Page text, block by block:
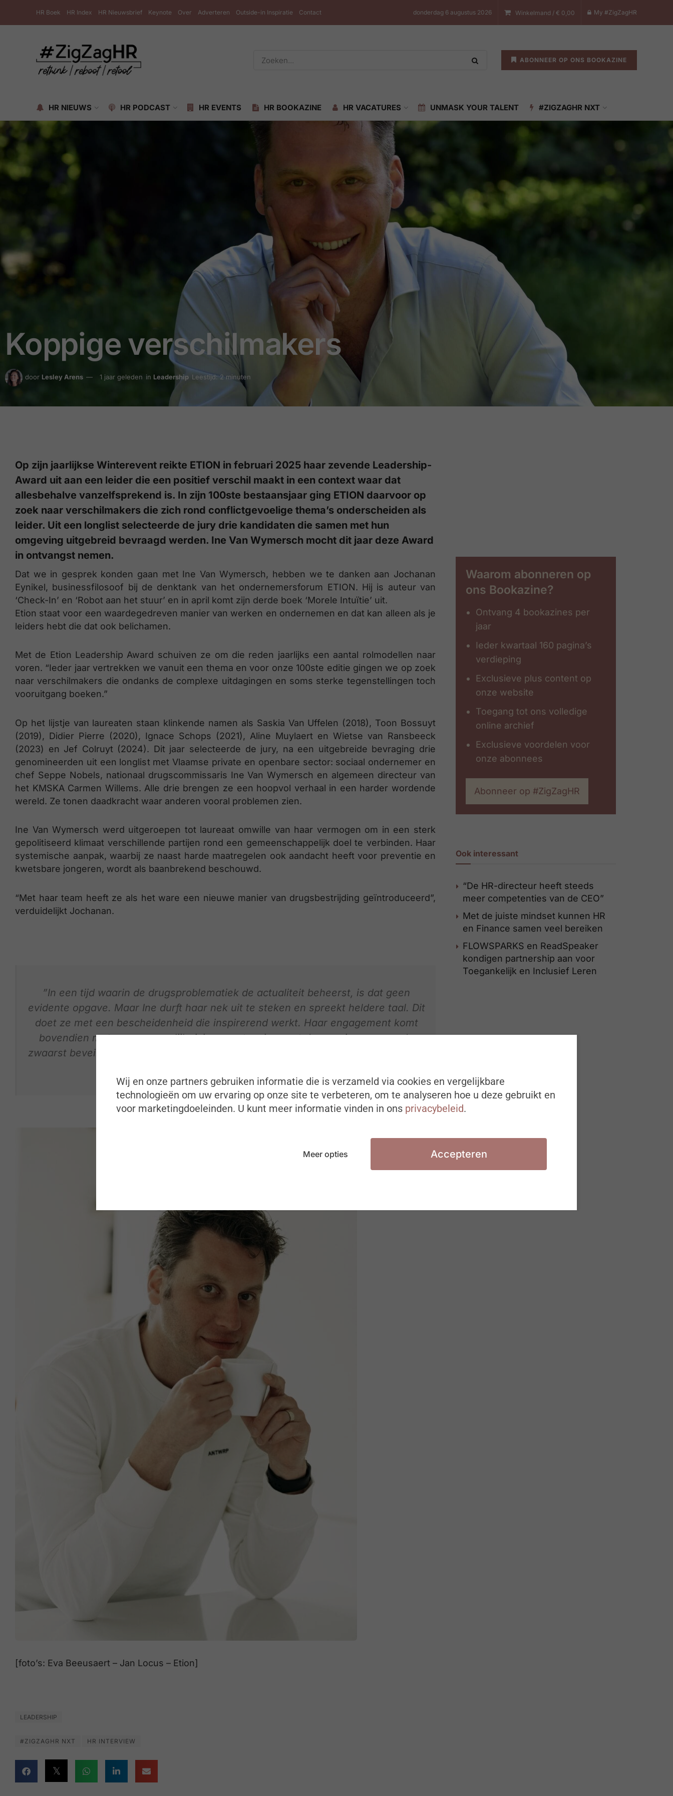
HR Boek HR Index HR Nieuwsbrief Keynote Over Adverteren Outside-in Inspiratie Contact donderdag 6 augustus 2026 Winkelmand / € 0,00 My #ZigZagHR
ABONNEER OP ONS BOOKAZINE
HR NIEUWS HR PODCAST HR EVENTS HR BOOKAZINE HR VACATURES UNMASK YOUR TALENT #ZIGZAGHR NXT
Koppige verschilmakers
door Lesley Arens 1 jaar geleden in Leadership Leestijd: 2 minuten
Op zijn jaarlijkse Winterevent reikte ETION in februari 2025 haar zevende Leadership-
Award uit aan een leider die een positief verschil maakt in een context waar dat
allesbehalve vanzelfsprekend is. In zijn 100ste bestaansjaar ging ETION daarvoor op
zoek naar verschilmakers die zich rond conflictgevoelige thema’s onderscheiden als
leider. Uit een longlist selecteerde de jury drie kandidaten die samen met hun
omgeving uitgebreid bevraagd werden. Ine Van Wymersch mocht dit jaar deze Award
in ontvangst nemen.
Dat we in gesprek konden gaan met Ine Van Wymersch, hebben we te danken aan Jochanan
Eynikel, businessfilosoof bij de denktank van het ondernemersforum ETION. Hij is auteur van
‘Check-In’ en ‘Robot aan het stuur’ en in april komt zijn derde boek ‘Morele Intuïtie’ uit.
Etion staat voor een waardegedreven manier van werken en ondernemen en dat kan alleen als je
leiders hebt die dat ook belichamen.
Met de Etion Leadership Award schuiven ze om die reden jaarlijks een aantal rolmodellen naar
voren. “Ieder jaar vertrekken we vanuit een thema en voor onze 100ste editie gingen we op zoek
naar verschilmakers die ondanks de complexe uitdagingen en soms sterke tegenstellingen toch
vooruitgang boeken.”
Op het lijstje van laureaten staan klinkende namen als Saskia Van Uffelen (2018), Toon Bossuyt
(2019), Didier Pierre (2020), Ignace Schops (2021), Aline Muylaert en Wietse van Ransbeeck
(2023) en Jef Colruyt (2024). Dit jaar selecteerde de jury, na een uitgebreide bevraging drie
genomineerden uit een longlist met Vlaamse private en openbare sector: sociaal ondernemer en
chef Seppe Nobels, nationaal drugscommissaris Ine Van Wymersch en algemeen directeur van
het KMSKA Carmen Willems. Alle drie brengen ze een hoopvol verhaal in een harder wordende
wereld. Ze tonen daadkracht waar anderen vooral problemen zien.
Ine Van Wymersch werd uitgeroepen tot laureaat omwille van haar vermogen om in een sterk
gepolitiseerd klimaat verschillende partijen rond een gemeenschappelijk doel te verbinden. Haar
systemische aanpak, waarbij ze naast harde maatregelen ook aandacht heeft voor preventie en
kwetsbare jongeren, wordt als baanbrekend beschouwd.
“Met haar team heeft ze als het ware een nieuwe manier van drugsbestrijding geïntroduceerd”,
verduidelijkt Jochanan.
”In een tijd waarin de drugsproblematiek de actualiteit beheerst, is dat geen
evidente opgave. Maar Ine durft haar nek uit te steken en spreekt heldere taal. Dit
doet ze met een bescheidenheid die inspirerend werkt. Haar engagement komt
bovendien met een persoonlijk risico, want ze is naast de premier een van de
zwaarst beveiligde personen van ons land. Ze brengt een boodschap van hoop en
[foto’s: Eva Beeusaert – Jan Locus – Etion]
LEADERSHIP
#ZIGZAGHR NXT HR INTERVIEW
Waarom abonneren op
ons Bookazine?
Ontvang 4 bookazines per
jaar
Ieder kwartaal 160 pagina’s
verdieping
Exclusieve plus content op
onze website
Toegang tot ons volledige
online archief
Exclusieve voordelen voor
onze abonnees
Abonneer op #ZigZagHR
Ook interessant
“De HR-directeur heeft steeds
meer competenties van de CEO”
Met de juiste mindset kunnen HR
en Finance samen veel bereiken
FLOWSPARKS en ReadSpeaker
kondigen partnership aan voor
Toegankelijk en Inclusief Leren
Wij en onze partners gebruiken informatie die is verzameld via cookies en vergelijkbare
technologieën om uw ervaring op onze site te verbeteren, om te analyseren hoe u deze gebruikt en
voor marketingdoeleinden. U kunt meer informatie vinden in ons privacybeleid.
Meer opties Accepteren